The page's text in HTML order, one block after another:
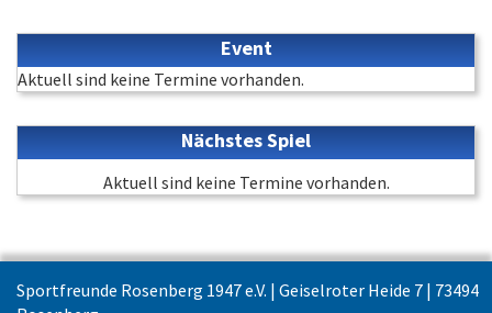
Event
Aktuell sind keine Termine vorhanden.
Nächstes Spiel
Aktuell sind keine Termine vorhanden.
Sportfreunde Rosenberg 1947 e.V. | Geiselroter Heide 7 | 73494